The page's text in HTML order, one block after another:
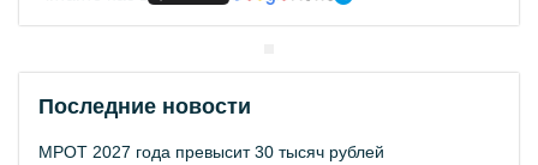
Последние новости
МРОТ 2027 года превысит 30 тысяч рублей